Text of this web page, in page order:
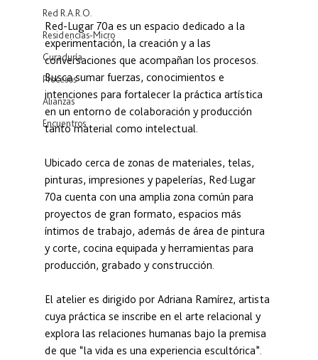
Red R.A.R.O.
Residencias-Micro
Curaduría
Procesos
Alianzas
Encuentros
Red-Lugar 70a es un espacio dedicado a la
experimentación, la creación y a las
conversaciones que acompañan los procesos.
Busca sumar fuerzas, conocimientos e
intenciones para fortalecer la práctica artística
en un entorno de colaboración y producción
tanto material como intelectual.
Ubicado cerca de zonas de materiales, telas,
pinturas, impresiones y papelerías, Red·Lugar
70a cuenta con una amplia zona común para
proyectos de gran formato, espacios más
íntimos de trabajo, además de área de pintura
y corte, cocina equipada y herramientas para
producción, grabado y construcción.
El atelier es dirigido por Adriana Ramírez, artista
cuya práctica se inscribe en el arte relacional y
explora las relaciones humanas bajo la premisa
de que “la vida es una experiencia escultórica”.